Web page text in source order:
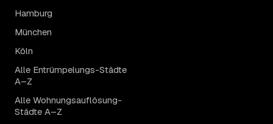
Hamburg
München
Köln
Alle Entrümpelungs-Städte
A–Z
Alle Wohnungsauflösung-
Städte A–Z